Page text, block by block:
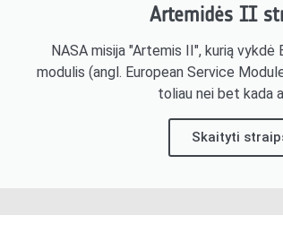
Artemidės II
NASA misija "Artemis II", kurią vykdė
modulis (angl. European Service
toliau nei bet kada
Skaityti